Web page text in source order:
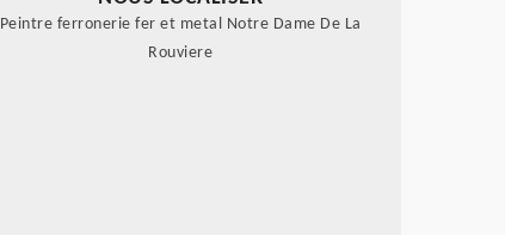
Peintre ferronerie fer et metal Notre Dame De La
Rouviere